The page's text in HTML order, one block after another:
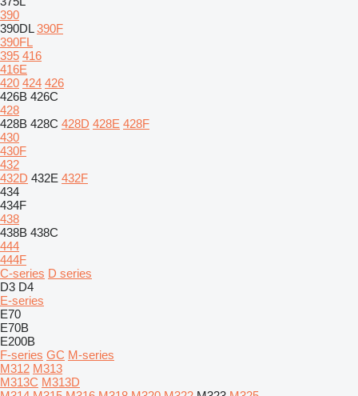
390
390DL 390F
390FL
395 416
416E
420 424 426
426B 426C
428
428B 428C 428D 428E 428F
430
430F
432
432D 432E 432F
434
434F
438
438B 438C
444
444F
C-series D series
D3 D4
E-series
E70
E70B
E200B
F-series GC M-series
M312 M313
M313C M313D